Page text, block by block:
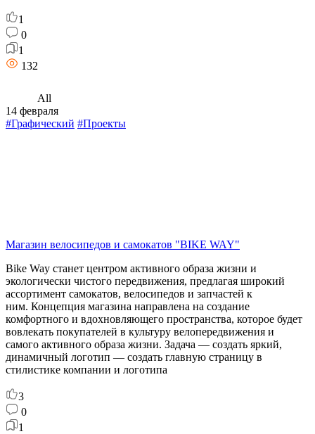
1
0
1
132
All
14 февраля
#Графический #Проекты
Магазин велосипедов и самокатов "BIKE WAY"
Bike Way станет центром активного образа жизни и
экологически чистого передвижения, предлагая широкий
ассортимент самокатов, велосипедов и запчастей к
ним. Концепция магазина направлена на создание
комфортного и вдохновляющего пространства, которое будет
вовлекать покупателей в культуру велопередвижения и
самого активного образа жизни. Задача — создать яркий,
динамичный логотип — создать главную страницу в
стилистике компании и логотипа
3
0
1